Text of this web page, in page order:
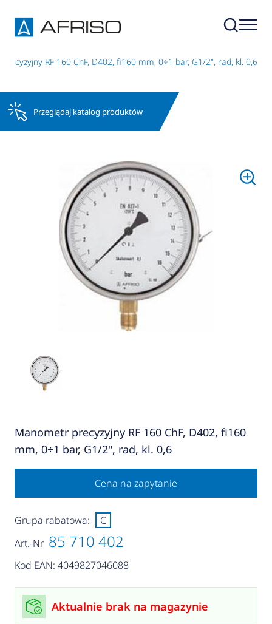
RF 160 ChF, D402, fi160 mm, 0÷1 bar, G1/2", rad, kl. 0,6
Przeglądaj katalog produktów
Manometr precyzyjny RF 160 ChF, D402, fi160
mm, 0÷1 bar, G1/2", rad, kl. 0,6
Cena na zapytanie
Art.-Nr 85 710 402
Kod EAN: 4049827046088
Grupa rabatowa: C
Aktualnie brak na magazynie